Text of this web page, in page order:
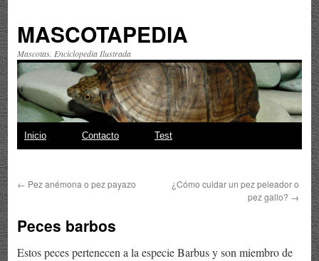
MASCOTAPEDIA
Mascotas. Enciclopedia Ilustrada
Saltar
contenido
Inicio Contacto Test
← Pez anémona o pez payazo
¿Cómo cuidar un pez peleador o
pez gallo? →
Peces barbos
Estos peces pertenecen a la especie Barbus y son miembro de